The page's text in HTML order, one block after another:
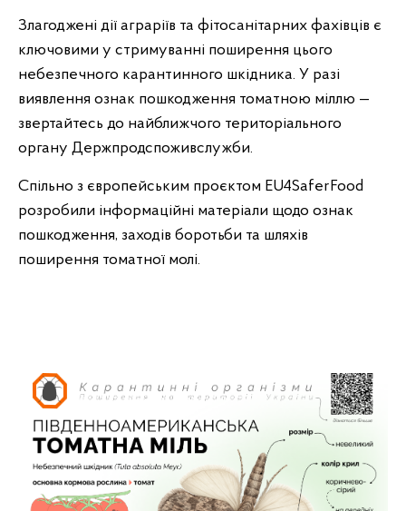
Злагоджені дії аграріїв та фітосанітарних фахівців є
ключовими у стримуванні поширення цього
небезпечного карантинного шкідника. У разі
виявлення ознак пошкодження томатною міллю —
звертайтесь до найближчого територіального
органу Держпродспоживслужби.
Спільно з європейським проєктом EU4SaferFood
розробили інформаційні матеріали щодо ознак
пошкодження, заходів боротьби та шляхів
поширення томатної молі.